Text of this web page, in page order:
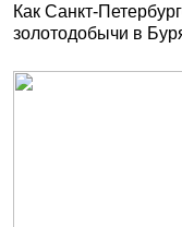
Как Санкт-
золотодобычи в